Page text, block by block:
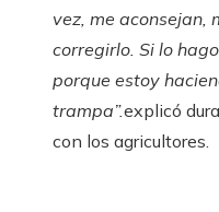
vez, me aconsejan,
corregirlo. Si lo
porque estoy
trampa”.explicó
con los agricultores.